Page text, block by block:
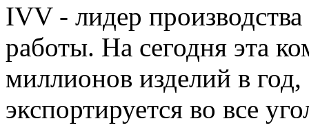
IVV - лидер производства
работы. На сегодня эта
миллионов изделий в
экспортируется во все